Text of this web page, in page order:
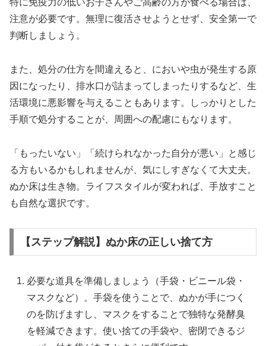
特に免疫力の低いお子さんやご高齢の方が食べる場合は、
注意が必要です。無理に復活させようとせず、安全第一で
判断しましょう。
また、処分の仕方を間違えると、においや虫が発生する原
因になったり、排水口が詰まってしまったりするなど、生
活環境に悪影響を与えることもあります。しっかりとした
手順で処分することが、周囲への配慮にもなります。
「もったいない」「続けられなかった自分が悪い」と感じ
る方もいるかもしれませんが、気にしすぎなくて大丈夫。
ぬか床は生き物。ライフスタイルが変われば、手放すこと
も自然な選択です。
【ステップ解説】ぬか床の正しい捨て方
必要な道具を準備しましょう（手袋・ビニール袋・
マスクなど）。手袋を使うことで、ぬかが手につく
のを防げますし、マスクをすることで独特な発酵臭
を軽減できます。使い捨ての手袋や、密閉できるジ